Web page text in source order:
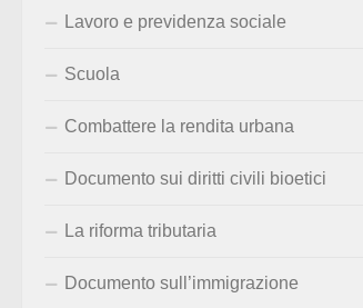
Lavoro e previdenza sociale
Scuola
Combattere la rendita urbana
Documento sui diritti civili bioetici
La riforma tributaria
Documento sull’immigrazione